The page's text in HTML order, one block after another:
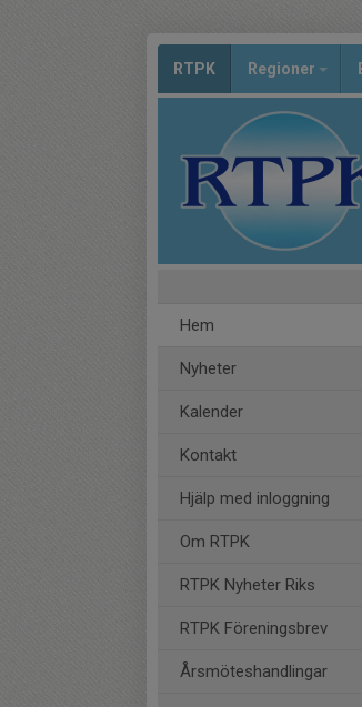
RTPK Regioner
Hem
Nyheter
Kalender
Kontakt
Hjälp med inloggning
Om RTPK
RTPK Nyheter Riks
RTPK Föreningsbrev
Årsmöteshandlingar